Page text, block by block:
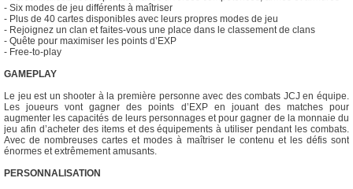
- Six modes de jeu différents à maîtriser
- Plus de 40 cartes disponibles avec leurs propres modes de jeu
- Rejoignez un clan et faites-vous une place dans le classement de clans
- Quête pour maximiser les points d’EXP
- Free-to-play
GAMEPLAY
Le jeu est un shooter à la première personne avec des combats JCJ en équipe.
Les joueurs vont gagner des points d’EXP en jouant des matches pour
augmenter les capacités de leurs personnages et pour gagner de la monnaie du
jeu afin d’acheter des items et des équipements à utiliser pendant les combats.
Avec de nombreuses cartes et modes à maîtriser le contenu et les défis sont
énormes et extrêmement amusants.
PERSONNALISATION